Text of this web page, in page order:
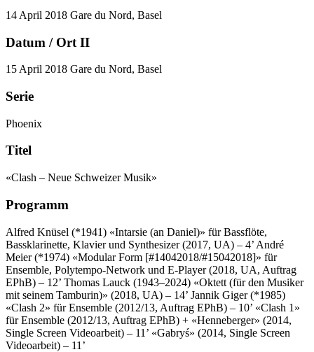
14 April 2018 Gare du Nord, Basel
Datum / Ort II
15 April 2018 Gare du Nord, Basel
Serie
Phoenix
Titel
«Clash – Neue Schweizer Musik»
Programm
Alfred Knüsel (*1941) «Intarsie (an Daniel)» für Bassflöte,
Bassklarinette, Klavier und Synthesizer (2017, UA) – 4’ André
Meier (*1974) «Modular Form [#14042018/#15042018]» für
Ensemble, Polytempo-Network und E-Player (2018, UA, Auftrag
EPhB) – 12’ Thomas Lauck (1943–2024) «Oktett (für den Musiker
mit seinem Tamburin)» (2018, UA) – 14’ Jannik Giger (*1985)
«Clash 2» für Ensemble (2012/13, Auftrag EPhB) – 10’ «Clash 1»
für Ensemble (2012/13, Auftrag EPhB) + «Henneberger» (2014,
Single Screen Videoarbeit) – 11’ «Gabryś» (2014, Single Screen
Videoarbeit) – 11’